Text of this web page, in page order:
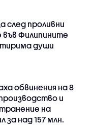
след проливни
Филипините
души
обвинения на 8
и
на
за над 157 млн.